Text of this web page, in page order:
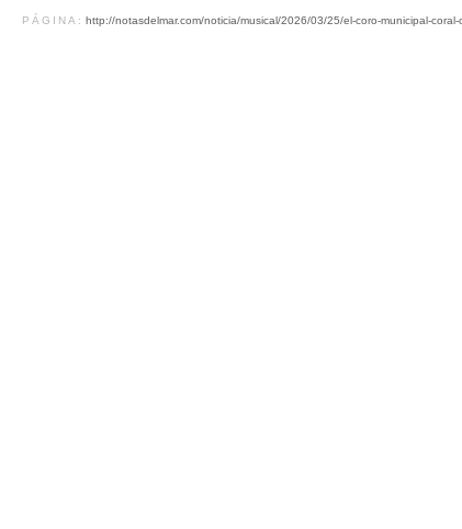
PÁGINA: http://notasdelmar.com/noticia/musical/2026/03/25/el-coro-municipal-